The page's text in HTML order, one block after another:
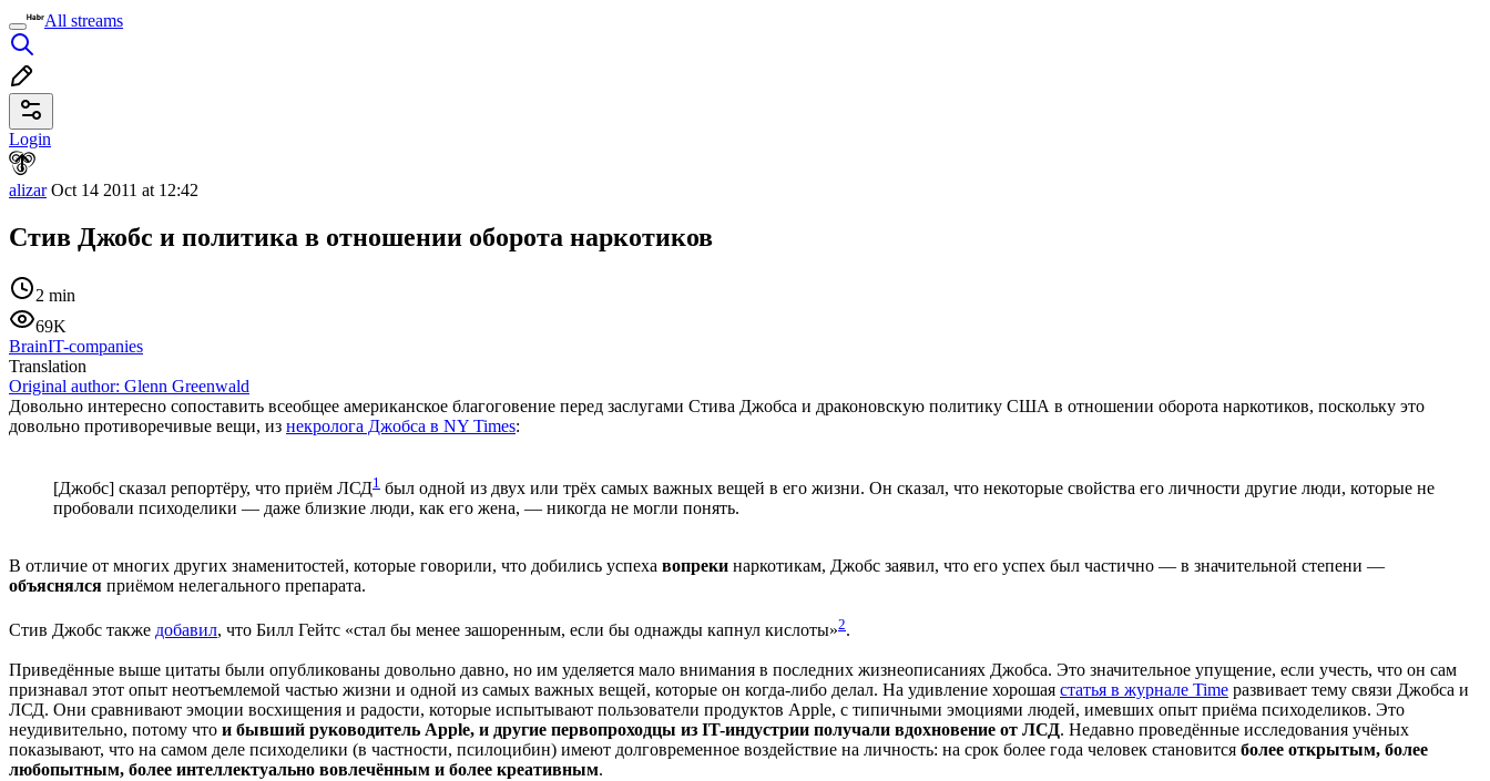
All streams
Login
alizarOct 14 2011 at 12:42
Стив Джобс и политика в отношении оборота наркотиков
2 min
69K
BrainIT-companies
Translation
Original author: Glenn Greenwald
Довольно интересно сопоставить всеобщее американское благоговение перед заслугами Стива Джобса и драконовскую политику США в отношении оборота наркотиков, поскольку это
довольно противоречивые вещи, из некролога Джобса в NY Times:
[Джобс] сказал репортёру, что приём ЛСД1 был одной из двух или трёх самых важных вещей в его жизни. Он сказал, что некоторые свойства его личности другие люди, которые не
пробовали психоделики — даже близкие люди, как его жена, — никогда не могли понять.
В отличие от многих других знаменитостей, которые говорили, что добились успеха вопреки наркотикам, Джобс заявил, что его успех был частично — в значительной степени —
объяснялся приёмом нелегального препарата.
Стив Джобс также добавил, что Билл Гейтс «стал бы менее зашоренным, если бы однажды капнул кислоты»2.
Приведённые выше цитаты были опубликованы довольно давно, но им уделяется мало внимания в последних жизнеописаниях Джобса. Это значительное упущение, если учесть, что он сам
признавал этот опыт неотъемлемой частью жизни и одной из самых важных вещей, которые он когда-либо делал. На удивление хорошая статья в журнале Time развивает тему связи Джобса и
ЛСД. Они сравнивают эмоции восхищения и радости, которые испытывают пользователи продуктов Apple, с типичными эмоциями людей, имевших опыт приёма психоделиков. Это
неудивительно, потому что и бывший руководитель Apple, и другие первопроходцы из IT-индустрии получали вдохновение от ЛСД. Недавно проведённые исследования учёных
показывают, что на самом деле психоделики (в частности, псилоцибин) имеют долговременное воздействие на личность: на срок более года человек становится более открытым, более
любопытным, более интеллектуально вовлечённым и более креативным.